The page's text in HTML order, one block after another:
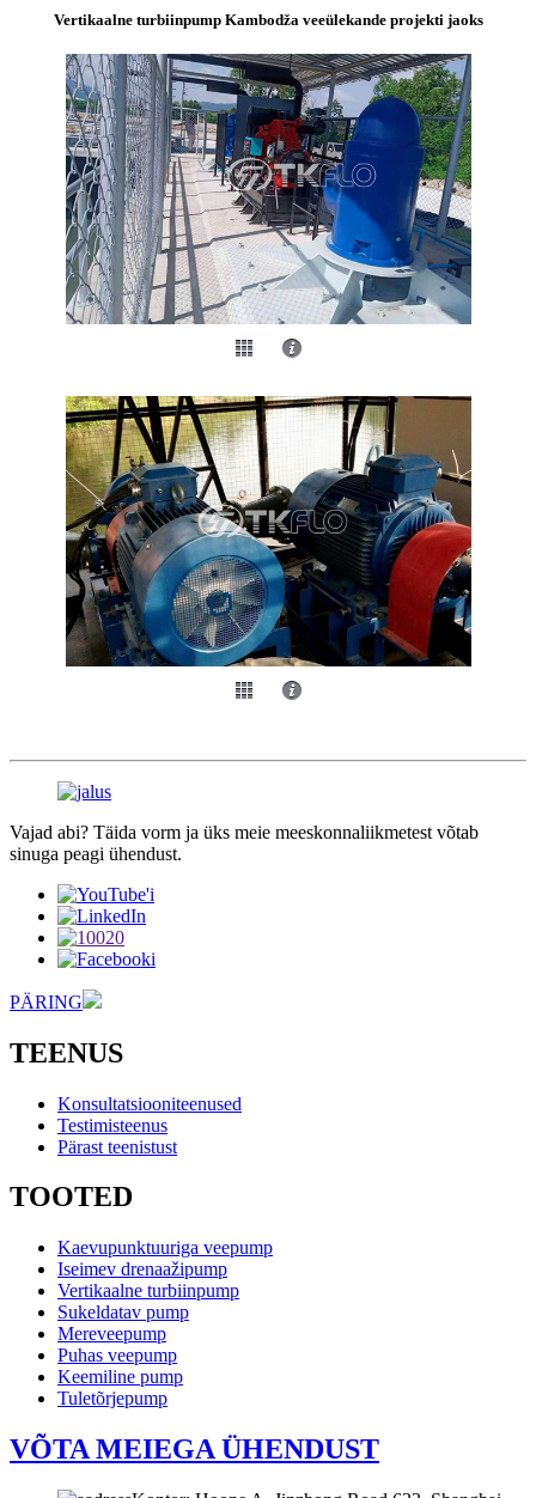
Vertikaalne turbiinpump Kambodža veeülekande projekti jaoks
Vajad abi? Täida vorm ja üks meie meeskonnaliikmetest võtab
sinuga peagi ühendust.
PÄRING
TEENUS
Konsultatsiooniteenused
Testimisteenus
Pärast teenistust
TOOTED
Kaevupunktuuriga veepump
Iseimev drenaažipump
Vertikaalne turbiinpump
Sukeldatav pump
Mereveepump
Puhas veepump
Keemiline pump
Tuletõrjepump
VÕTA MEIEGA ÜHENDUST